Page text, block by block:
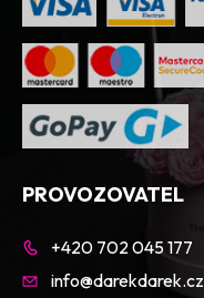
PROVOZOVATEL
+420 702 045 177
info@darekdarek.cz